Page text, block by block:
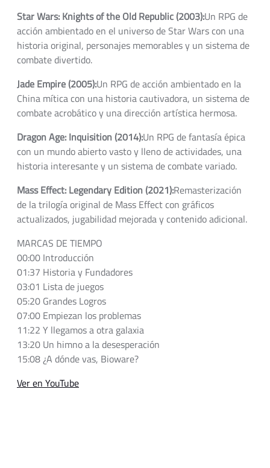
Star Wars: Knights of the Old Republic (2003):Un RPG de
acción ambientado en el universo de Star Wars con una
historia original, personajes memorables y un sistema de
combate divertido.
Jade Empire (2005):Un RPG de acción ambientado en la
China mítica con una historia cautivadora, un sistema de
combate acrobático y una dirección artística hermosa.
Dragon Age: Inquisition (2014):Un RPG de fantasía épica
con un mundo abierto vasto y lleno de actividades, una
historia interesante y un sistema de combate variado.
Mass Effect: Legendary Edition (2021):Remasterización
de la trilogía original de Mass Effect con gráficos
actualizados, jugabilidad mejorada y contenido adicional.
MARCAS DE TIEMPO
00:00 Introducción
01:37 Historia y Fundadores
03:01 Lista de juegos
05:20 Grandes Logros
07:00 Empiezan los problemas
11:22 Y llegamos a otra galaxia
13:20 Un himno a la desesperación
15:08 ¿A dónde vas, Bioware?
Ver en YouTube